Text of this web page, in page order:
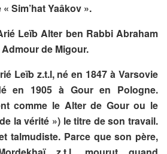
Sim’hat Yaâkov ».
Leïb Alter ben Rabbi Abraham
de Migour.
Leïb z.t.l, né en 1847 à Varsovie
en 1905 à Gour en Pologne.
comme le Alter de Gour ou le
la vérité ») le titre de son travail.
talmudiste. Parce que son père,